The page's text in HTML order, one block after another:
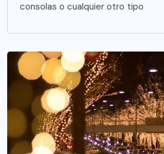
consolas o cualquier otro tipo